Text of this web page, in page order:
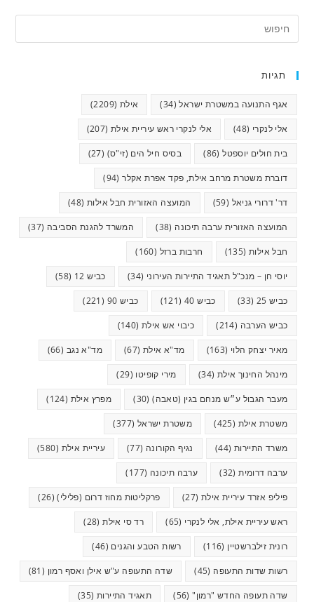
תגיות
אגף התנועה במשטרת ישראל(34) אילת (2209)
אלי לנקרי (48) אלי לנקרי ראש עיריית אילת (207)
בית חולים יוספטל(86) בסיס חיל הים (זי"ס) (27)
דוברת משטרת מרחב אילת, פקד אפרת אקלר(94)
דר' דרורי גניאל (59) המועצה האזורית חבל אילות (48)
המועצה האזורית ערבה תיכונה (38) המשרד להגנת הסביבה (37)
חבל אילות (135) חרבות ברזל (160)
יוסי חן – מנכ"ל תאגיד התיירות העירוני (34) כביש 12 (58)
כביש 25 (33) כביש 40 (121) כביש 90 (221)
כביש הערבה (214) כיבוי אש אילת (140)
מאיר יצחק הלוי (163) מד"א אילת (67) מד"א נגב (66)
מינהל החינוך אילת (34) מירי קופיטו (29)
מעבר הגבול ע״ש מנחם בגין (טאבה)(30) מפרץ אילת (124)
משטרת אילת (425) משטרת ישראל (377)
משרד התיירות (44) נגיף הקורונה (77) עיריית אילת (580)
ערבה דרומית(32) ערבה תיכונה (177)
פיליפ אזרד עיריית אילת (27) פרקליטות מחוז דרום (פלילי)(26)
ראש עיריית אילת, אלי לנקרי (65) רד סי אילת(28)
רונית זילברשטיין (116) רשות הטבע והגנים (46)
רשות שדות התעופה (45) שדה התעופה ע"ש אילן ואסף רמון (81)
שדה תעופה החדש "רמון"(56) תאגיד התיירות (35)